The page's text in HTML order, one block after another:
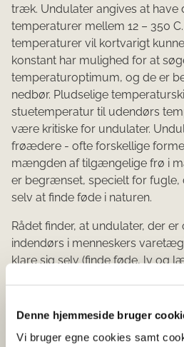
Denne hjemmeside bruger
Vi bruger egne cookies samt
træk. Undulater angives at have
temperaturer mellem 12 – 350
temperaturer vil kortvarigt
konstant har mulighed for at
temperaturoptimum, og de er
nedbør. Pludselige
stuetemperatur til udendørs
være kritiske for undulater.
frøædere - ofte forskellige
mængden af tilgængelige frø i
er begrænset, specielt for fugle,
selv at finde føde i naturen.
Rådet finder, at undulater, der
indendørs i menneskers
klare sig selv (finde føde, ly og
Spørgsmål 2: